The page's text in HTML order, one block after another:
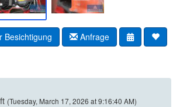
Besichtigung Anfrage
(Tuesday, March 17, 2026 at 9:16:40 AM)